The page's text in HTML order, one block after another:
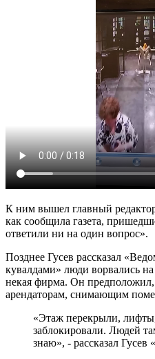
К ним вышел главный
как сообщила газета,
ответили ни на один вопрос».
Позднее Гусев рассказал
кувалдами» люди ворвались
некая фирма. Он
арендаторам, снимающим
«Этаж перекрыли,
заблокировали. Людей
знаю», - рассказал Гусев